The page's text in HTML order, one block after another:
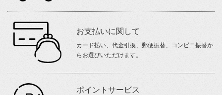
お支払いに関して
カード払い、代金引換、郵便振替、コンビニ振替か
らお選びいただけます。
ポイントサービス